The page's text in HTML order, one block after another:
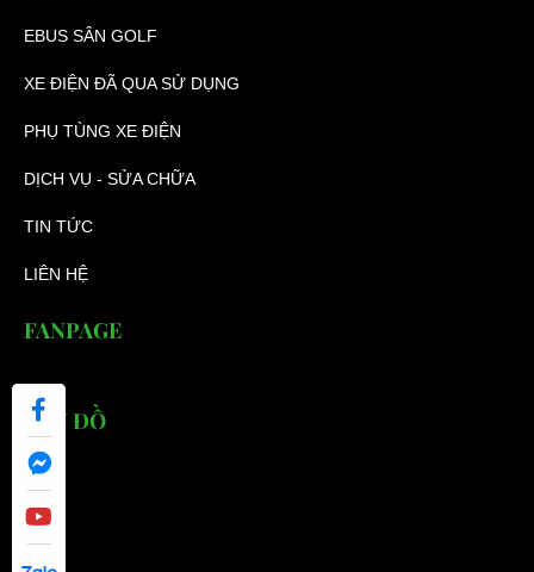
EBUS SÂN GOLF
XE ĐIỆN ĐÃ QUA SỬ DỤNG
PHỤ TÙNG XE ĐIỆN
DỊCH VỤ - SỬA CHỮA
TIN TỨC
LIÊN HỆ
FANPAGE
BẢN ĐỒ